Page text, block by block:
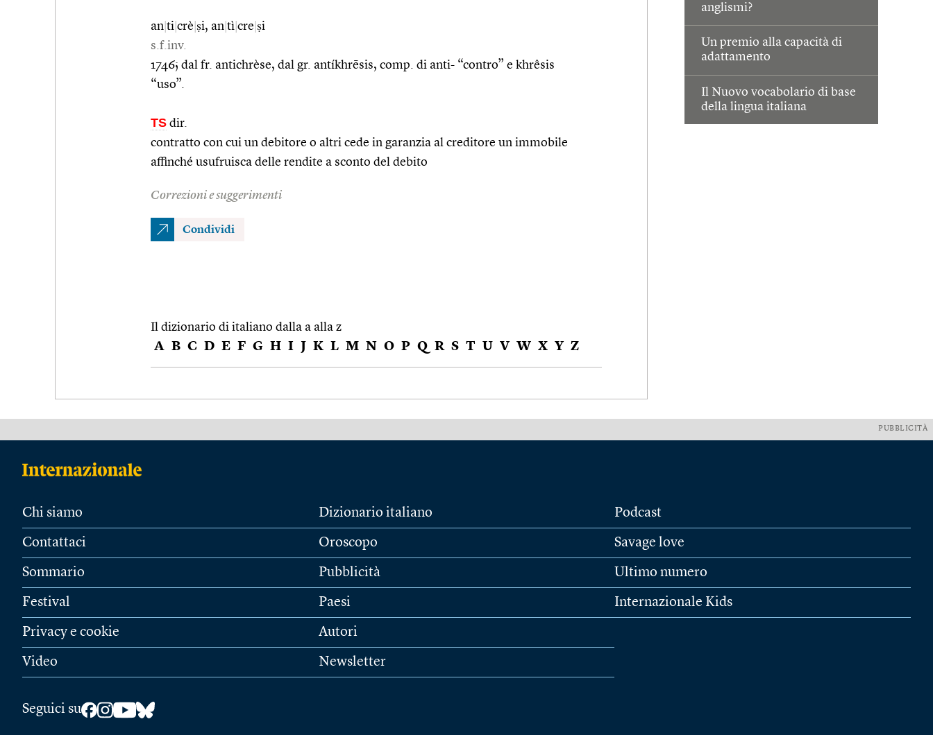
anglismi?
Un premio alla capacità di
adattamento
Il Nuovo vocabolario di base
della lingua italiana
an ti crè ṣi, an tì cre ṣi
s.f.inv.
1746; dal fr. antichrèse, dal gr. antíkhrēsis, comp. di anti- “contro” e khrêsis
“uso”.
TS dir.
contratto con cui un debitore o altri cede in garanzia al creditore un immobile
affinché usufruisca delle rendite a sconto del debito
Correzioni e suggerimenti
Condividi
Il dizionario di italiano dalla a alla z
A B C D E F G H I J K L M N O P Q R S T U V W X Y Z
PUBBLICITÀ
Chi siamo
Contattaci
Sommario
Festival
Privacy e cookie
Video
Dizionario italiano
Oroscopo
Pubblicità
Paesi
Autori
Newsletter
Podcast
Savage love
Ultimo numero
Internazionale Kids
Seguici su